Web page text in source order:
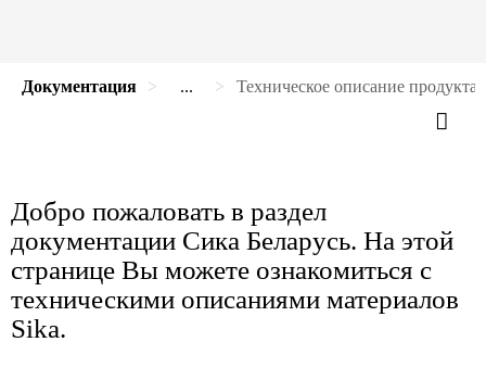
Документация ... Техническое описание продукта
Добро пожаловать в раздел
документации Сика Беларусь. На этой
странице Вы можете ознакомиться с
техническими описаниями материалов
Sika.